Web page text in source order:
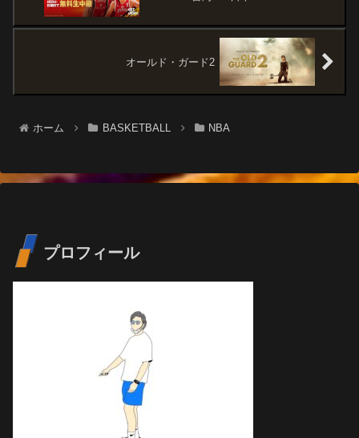
オールド・ガード2
ホーム BASKETBALL NBA
プロフィール